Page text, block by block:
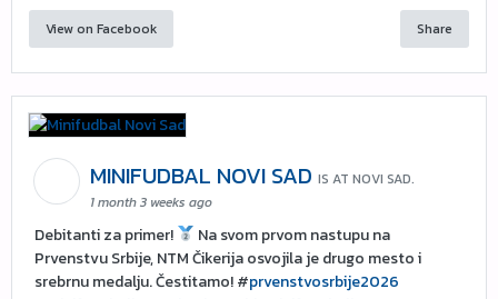
View on Facebook Share
MINIFUDBAL NOVI SAD IS AT NOVI SAD.
1 month 3 weeks ago
Debitanti za primer!
Na svom prvom nastupu na
Prvenstvu Srbije, NTM Čikerija osvojila je drugo mesto i
srebrnu medalju. Čestitamo! #prvenstvosrbije2026